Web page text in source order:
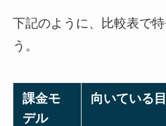
下記のように、比較表で
う。
課金モ
デル
向いている